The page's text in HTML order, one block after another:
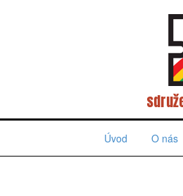
Úvod O nás